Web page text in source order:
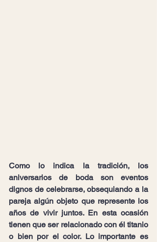
Como lo indica la tradición, los
aniversarios de boda son eventos
dignos de celebrarse, obsequiando a la
pareja algún objeto que represente los
años de vivir juntos. En esta ocasión
tienen que ser relacionado con él titanio
o bien por el color. Lo importante es